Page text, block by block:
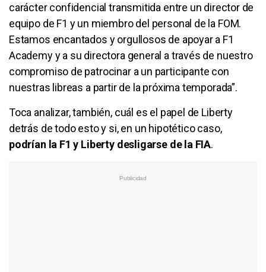
carácter confidencial transmitida entre un director de
equipo de F1 y un miembro del personal de la FOM.
Estamos encantados y orgullosos de apoyar a F1
Academy y a su directora general a través de nuestro
compromiso de patrocinar a un participante con
nuestras libreas a partir de la próxima temporada”.
Toca analizar, también, cuál es el papel de Liberty
detrás de todo esto y si, en un hipotético caso,
podrían la F1 y Liberty desligarse de la FIA.